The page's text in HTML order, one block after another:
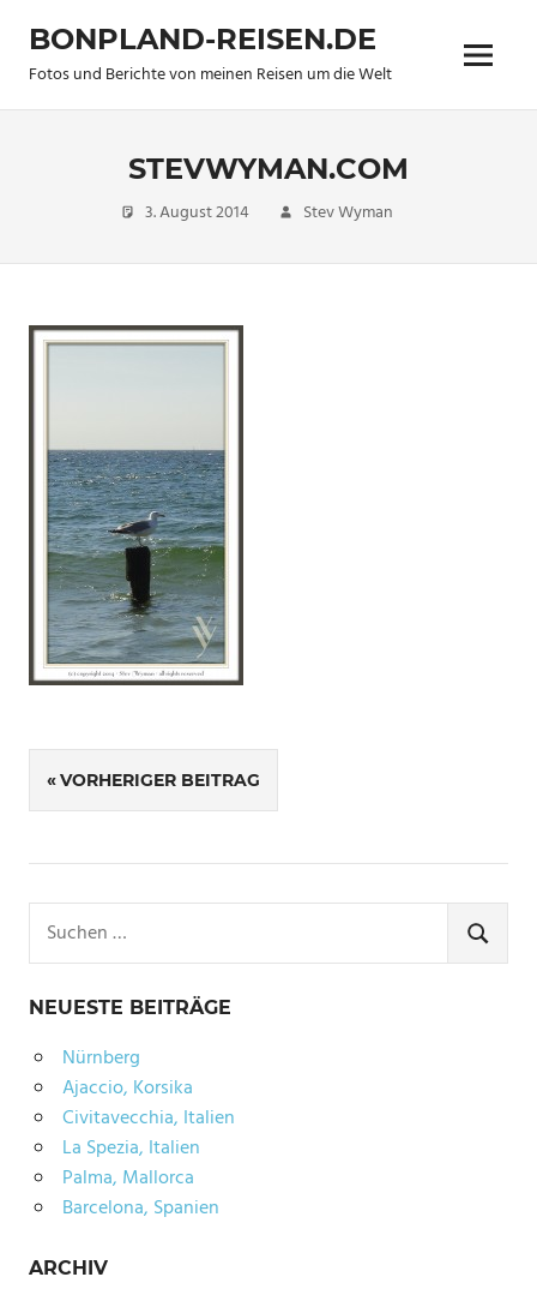
Inhalt
springen
BONPLAND-REISEN.DE
Fotos und Berichte von meinen Reisen um die Welt Menü
STEVWYMAN.COM
3. August 2014 Stev Wyman
Beitragsnavigation
VORHERIGER BEITRAG
nach:
SUCHEN
NEUESTE BEITRÄGE
Nürnberg
Ajaccio, Korsika
Civitavecchia, Italien
La Spezia, Italien
Palma, Mallorca
Barcelona, Spanien
ARCHIV